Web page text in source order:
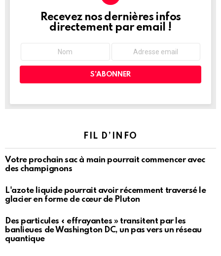
NEWSLETTER
Recevez nos dernières infos
directement par email !
FIL D’INFO
Votre prochain sac à main pourrait commencer avec
des champignons
L'azote liquide pourrait avoir récemment traversé le
glacier en forme de cœur de Pluton
Des particules « effrayantes » transitent par les
banlieues de Washington DC, un pas vers un réseau
quantique